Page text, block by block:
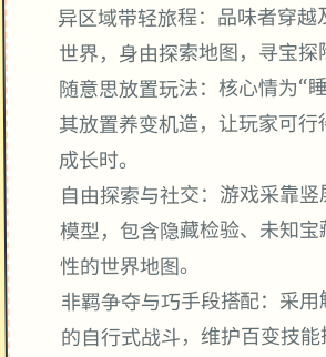
异区域带轻旅程：品味者穿越
世界，身由探索地图，寻宝探
随意思放置玩法：核心情为“
其放置养变机造，让玩家可行
成长时。
自由探索与社交：游戏采靠
模型，包含隐藏检验、未知
性的世界地图。
非羁争夺与巧手段搭配：采
的自行式战斗，维护百变技